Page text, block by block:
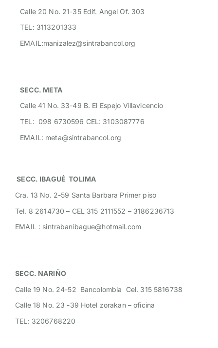
Calle 20 No. 21-35 Edif. Angel Of. 303
TEL: 3113201333
EMAIL:manizalez@sintrabancol.org
SECC. META
Calle 41 No. 33-49 B. El Espejo Villavicencio
TEL: 098 6730596 CEL: 3103087776
EMAIL: meta@sintrabancol.org
SECC. IBAGUÉ TOLIMA
Cra. 13 No. 2-59 Santa Barbara Primer piso
Tel. 8 2614730 – CEL 315 2111552 – 3186236713
EMAIL : sintrabanibague@hotmail.com
SECC. NARIÑO
Calle 19 No. 24-52 Bancolombia Cel. 315 5816738
Calle 18 No. 23 -39 Hotel zorakan – oficina
TEL: 3206768220